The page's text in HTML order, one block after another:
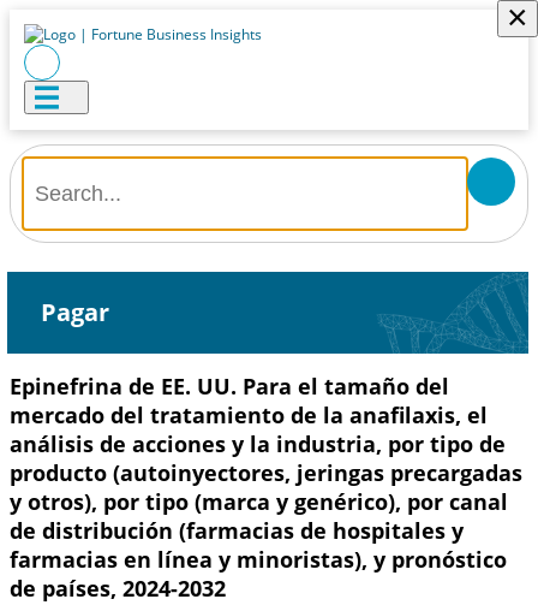
×
Pagar
Epinefrina de EE. UU. Para el tamaño del
mercado del tratamiento de la anafilaxis, el
análisis de acciones y la industria, por tipo de
producto (autoinyectores, jeringas precargadas
y otros), por tipo (marca y genérico), por canal
de distribución (farmacias de hospitales y
farmacias en línea y minoristas), y pronóstico
de países, 2024-2032